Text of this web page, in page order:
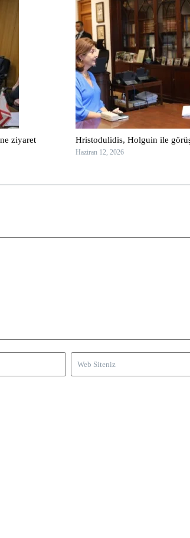
ziyaret Hristodulidis, Holguin ile
Haziran 12, 2026